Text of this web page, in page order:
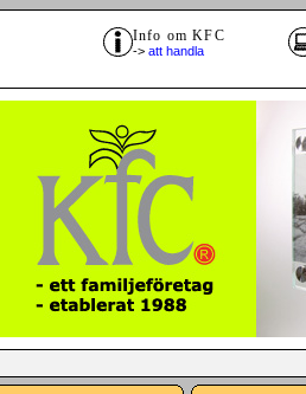
Info om KFC
-> att handla